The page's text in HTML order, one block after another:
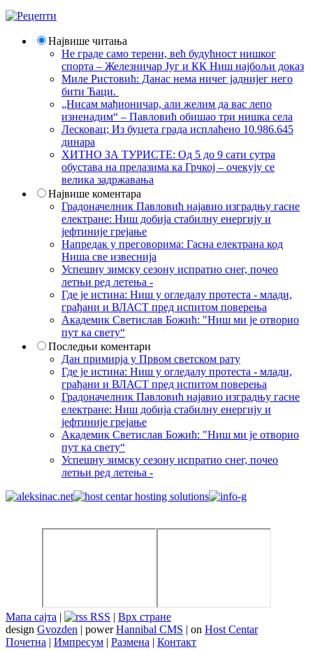
Највише читања
Не граде само терени, већ будућност нишког
спорта – Железничар Југ и КК Ниш најбољи доказ
Миле Ристовић: Данас нема ничег јаднијег него
бити Ћаци.
„Нисам мађионичар, али желим да вас лепо
изненадим“ – Павловић обишао три нишка села
Лесковац; Из буџета града исплаћено 10.986.645
динара
ХИТНО ЗА ТУРИСТЕ: Од 5 до 9 сати сутра
обустава на прелазима ка Грчкој – очекују се
велика задржавања
Највише коментара
Градоначелник Павловић најавио изградњу гасне
електране: Ниш добија стабилну енергију и
јефтиније грејање
Напредак у преговорима: Гасна електрана код
Ниша све извеснија
Успешну зимску сезону испратио снег, почео
летњи ред летења -
Где је истина: Ниш у огледалу протеста - млади,
грађани и ВЛАСТ пред испитом поверења
Академик Светислав Божић: "Ниш ми је отворио
пут ка свету“
Последњи коментари
Дан примирја у Првом светском рату
Где је истина: Ниш у огледалу протеста - млади,
грађани и ВЛАСТ пред испитом поверења
Градоначелник Павловић најавио изградњу гасне
електране: Ниш добија стабилну енергију и
јефтиније грејање
Академик Светислав Божић: "Ниш ми је отворио
пут ка свету“
Успешну зимску сезону испратио снег, почео
летњи ред летења -
Мапа сајта | RSS | Врх стране
design Gvozden | powerHannibal CMS | on Host Centar
Почетна | Импресум | Размена | Контакт